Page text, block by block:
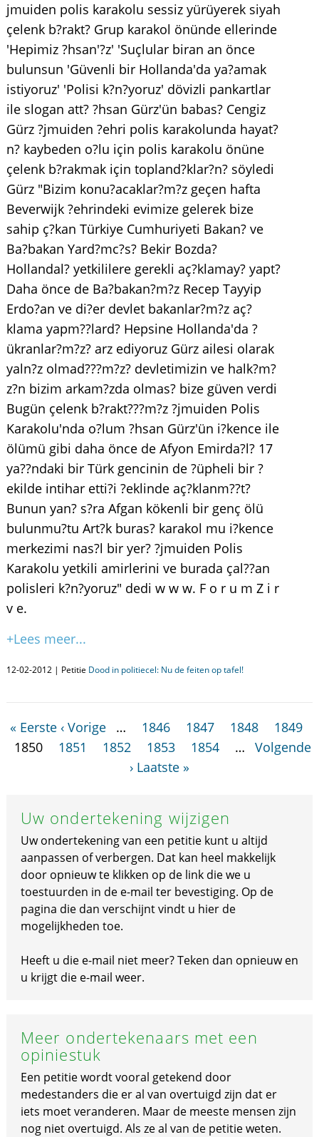
jmuiden polis karakolu sessiz yürüyerek siyah
çelenk b?rakt? Grup karakol önünde ellerinde
'Hepimiz ?hsan'?z' 'Suçlular biran an önce
bulunsun 'Güvenli bir Hollanda'da ya?amak
istiyoruz' 'Polisi k?n?yoruz' dövizli pankartlar
ile slogan att? ?hsan Gürz'ün babas? Cengiz
Gürz ?jmuiden ?ehri polis karakolunda hayat?
n? kaybeden o?lu için polis karakolu önüne
çelenk b?rakmak için topland?klar?n? söyledi
Gürz "Bizim konu?acaklar?m?z geçen hafta
Beverwijk ?ehrindeki evimize gelerek bize
sahip ç?kan Türkiye Cumhuriyeti Bakan? ve
Ba?bakan Yard?mc?s? Bekir Bozda?
Hollandal? yetkililere gerekli aç?klamay? yapt?
Daha önce de Ba?bakan?m?z Recep Tayyip
Erdo?an ve di?er devlet bakanlar?m?z aç?
klama yapm??lard? Hepsine Hollanda'da ?
ükranlar?m?z? arz ediyoruz Gürz ailesi olarak
yaln?z olmad???m?z? devletimizin ve halk?m?
z?n bizim arkam?zda olmas? bize güven verdi
Bugün çelenk b?rakt???m?z ?jmuiden Polis
Karakolu'nda o?lum ?hsan Gürz'ün i?kence ile
ölümü gibi daha önce de Afyon Emirda?l? 17
ya??ndaki bir Türk gencinin de ?üpheli bir ?
ekilde intihar etti?i ?eklinde aç?klanm??t?
Bunun yan? s?ra Afgan kökenli bir genç ölü
bulunmu?tu Art?k buras? karakol mu i?kence
merkezimi nas?l bir yer? ?jmuiden Polis
Karakolu yetkili amirlerini ve burada çal??an
polisleri k?n?yoruz" dedi w w w. F o r u m Z i r
v e.
+Lees meer...
12-02-2012 | Petitie Dood in politiecel: Nu de feiten op tafel!
« Eerste ‹ Vorige … 1846 1847 1848
1849
1850
1851 1852 1853 1854 …
Volgende
› Laatste »
Uw ondertekening wijzigen
Uw ondertekening van een petitie kunt u altijd
aanpassen of verbergen. Dat kan heel makkelijk
door opnieuw te klikken op de link die we u
toestuurden in de e-mail ter bevestiging. Op de
pagina die dan verschijnt vindt u hier de
mogelijkheden toe.
Heeft u die e-mail niet meer? Teken dan opnieuw en
u krijgt die e-mail weer.
Meer ondertekenaars met een
opiniestuk
Een petitie wordt vooral getekend door
medestanders die er al van overtuigd zijn dat er
iets moet veranderen. Maar de meeste mensen zijn
nog niet overtuigd. Als ze al van de petitie weten.